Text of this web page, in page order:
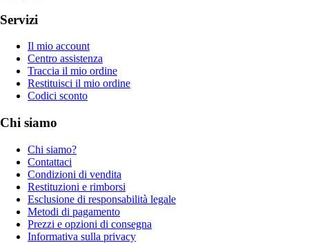
Servizi
Il mio account
Centro assistenza
Traccia il mio ordine
Restituisci il mio ordine
Codici sconto
Chi siamo
Chi siamo?
Contattaci
Condizioni di vendita
Restituzioni e rimborsi
Esclusione di responsabilità legale
Metodi di pagamento
Prezzi e opzioni di consegna
Informativa sulla privacy